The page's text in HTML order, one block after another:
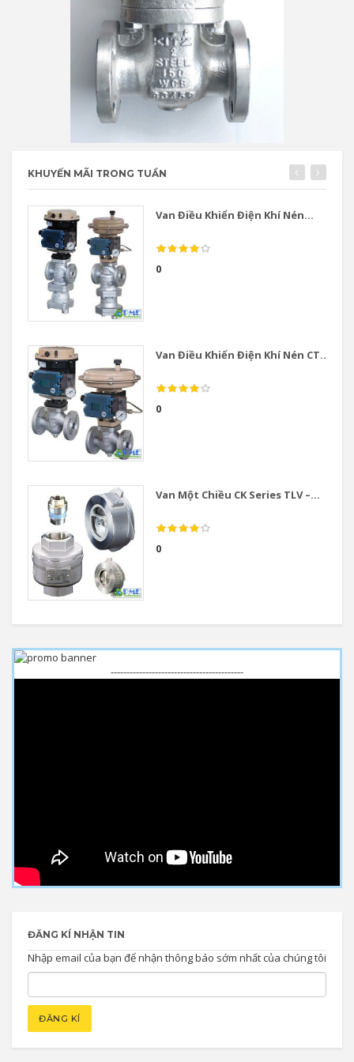
KHUYẾN MÃI TRONG TUẦN
Van Điều Khiển Điện Khí Nén...
0
Van Điều Khiển Điện Khí Nén CT...
0
Van Một Chiều CK Series TLV –...
0
------------------------------------------
ĐĂNG KÍ NHẬN TIN
Nhập email của bạn để nhận thông báo sớm nhất của chúng tôi